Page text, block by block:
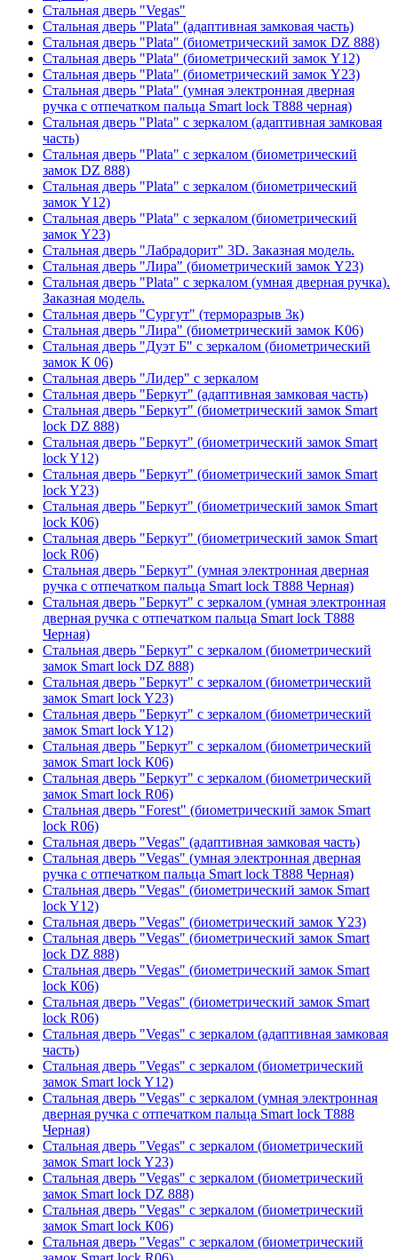
Стальная дверь "Vegas"
Стальная дверь "Plata" (адаптивная замковая часть)
Стальная дверь "Plata" (биометрический замок DZ 888)
Стальная дверь "Plata" (биометрический замок Y12)
Стальная дверь "Plata" (биометрический замок Y23)
Стальная дверь "Plata" (умная электронная дверная
ручка с отпечатком пальца Smart lock T888 черная)
Стальная дверь "Plata" с зеркалом (адаптивная замковая
часть)
Стальная дверь "Plata" с зеркалом (биометрический
замок DZ 888)
Стальная дверь "Plata" с зеркалом (биометрический
замок Y12)
Стальная дверь "Plata" с зеркалом (биометрический
замок Y23)
Стальная дверь "Лабрадорит" 3D. Заказная модель.
Стальная дверь "Лира" (биометрический замок Y23)
Стальная дверь "Plata" с зеркалом (умная дверная ручка).
Заказная модель.
Стальная дверь "Сургут" (терморазрыв 3к)
Стальная дверь "Лира" (биометрический замок K06)
Стальная дверь "Дуэт Б" с зеркалом (биометрический
замок К 06)
Стальная дверь "Лидер" с зеркалом
Стальная дверь "Беркут" (адаптивная замковая часть)
Стальная дверь "Беркут" (биометрический замок Smart
lock DZ 888)
Стальная дверь "Беркут" (биометрический замок Smart
lock Y12)
Стальная дверь "Беркут" (биометрический замок Smart
lock Y23)
Стальная дверь "Беркут" (биометрический замок Smart
lock К06)
Стальная дверь "Беркут" (биометрический замок Smart
lock R06)
Стальная дверь "Беркут" (умная электронная дверная
ручка с отпечатком пальца Smart lock T888 Черная)
Стальная дверь "Беркут" с зеркалом (умная электронная
дверная ручка с отпечатком пальца Smart lock T888
Черная)
Стальная дверь "Беркут" с зеркалом (биометрический
замок Smart lock DZ 888)
Стальная дверь "Беркут" с зеркалом (биометрический
замок Smart lock Y23)
Стальная дверь "Беркут" с зеркалом (биометрический
замок Smart lock Y12)
Стальная дверь "Беркут" с зеркалом (биометрический
замок Smart lock К06)
Стальная дверь "Беркут" с зеркалом (биометрический
замок Smart lock R06)
Стальная дверь "Forest" (биометрический замок Smart
lock R06)
Стальная дверь "Vegas" (адаптивная замковая часть)
Стальная дверь "Vegas" (умная электронная дверная
ручка с отпечатком пальца Smart lock T888 Черная)
Стальная дверь "Vegas" (биометрический замок Smart
lock Y12)
Стальная дверь "Vegas" (биометрический замок Y23)
Стальная дверь "Vegas" (биометрический замок Smart
lock DZ 888)
Стальная дверь "Vegas" (биометрический замок Smart
lock К06)
Стальная дверь "Vegas" (биометрический замок Smart
lock R06)
Стальная дверь "Vegas" с зеркалом (адаптивная замковая
часть)
Стальная дверь "Vegas" с зеркалом (биометрический
замок Smart lock Y12)
Стальная дверь "Vegas" с зеркалом (умная электронная
дверная ручка с отпечатком пальца Smart lock T888
Черная)
Стальная дверь "Vegas" с зеркалом (биометрический
замок Smart lock Y23)
Стальная дверь "Vegas" с зеркалом (биометрический
замок Smart lock DZ 888)
Стальная дверь "Vegas" с зеркалом (биометрический
замок Smart lock К06)
Стальная дверь "Vegas" с зеркалом (биометрический